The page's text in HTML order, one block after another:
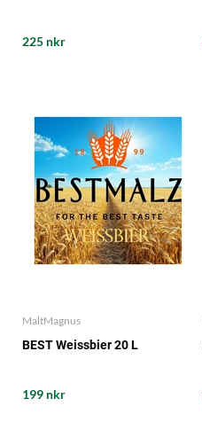
225 nkr
MaltMagnus
BEST Weissbier 20 L
199 nkr